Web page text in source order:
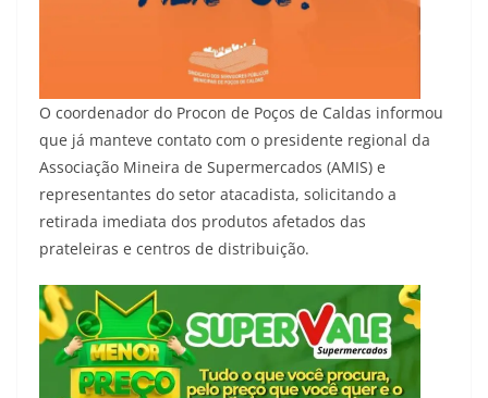
O coordenador do Procon de Poços de Caldas informou
que já manteve contato com o presidente regional da
Associação Mineira de Supermercados (AMIS) e
representantes do setor atacadista, solicitando a
retirada imediata dos produtos afetados das
prateleiras e centros de distribuição.